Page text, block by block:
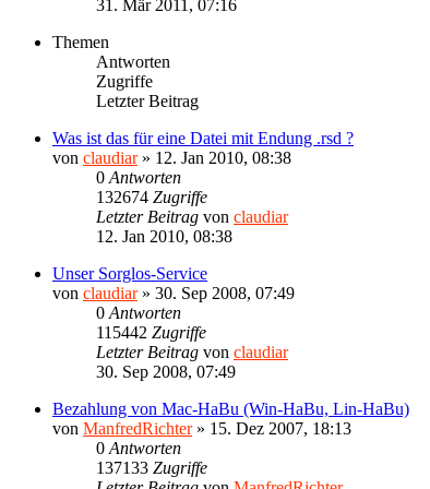
31. Mär 2011, 07:16
Themen
Antworten
Zugriffe
Letzter Beitrag
Was ist das für eine Datei mit Endung .rsd ?
von claudiar» 12. Jan 2010, 08:38
0 Antworten
132674 Zugriffe
Letzter Beitrag von claudiar
12. Jan 2010, 08:38
Unser Sorglos-Service
von claudiar» 30. Sep 2008, 07:49
0 Antworten
115442 Zugriffe
Letzter Beitrag von claudiar
30. Sep 2008, 07:49
Bezahlung von Mac-HaBu (Win-HaBu, Lin-HaBu)
von ManfredRichter» 15. Dez 2007, 18:13
0 Antworten
137133 Zugriffe